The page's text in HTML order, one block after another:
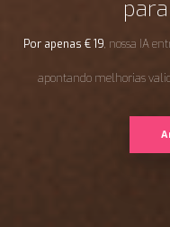
Por apenas €19, nossa IA
apontando melhorias